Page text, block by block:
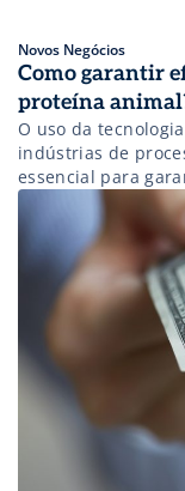
Novos Negócios
Como garantir
proteína
O uso da
indústrias de
essencial para
produtos. Porém,
energética nestes
necessitam da
custos com